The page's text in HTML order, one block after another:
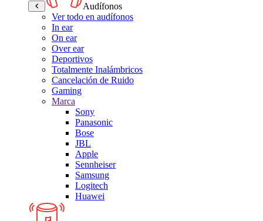
Audífonos
Ver todo en audífonos
In ear
On ear
Over ear
Deportivos
Totalmente Inalámbricos
Cancelación de Ruido
Gaming
Marca
Sony
Panasonic
Bose
JBL
Apple
Sennheiser
Samsung
Logitech
Huawei